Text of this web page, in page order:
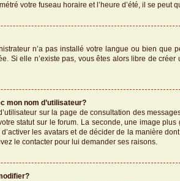
votre fuseau horaire et l’heure d’été, il se
n’a pas installé votre langue ou bien
Si elle n’existe pas, vous êtes alors libre de
mon nom d’utilisateur?
sur la page de consultation des
statut sur le forum. La seconde, une image
les avatars et de décider de la manière
le contacter pour lui demander ses raisons.